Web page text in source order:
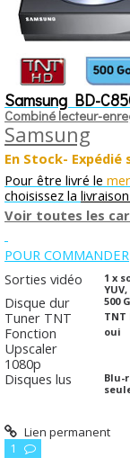
Samsung BD-
Combiné lecteur-
Samsung
En Stock- Expédié
Pour être livré le
choisissez la
Voir toutes les
POUR COMMANDER
Sorties vidéo
1 x
Disque dur 500
Tuner TNT TNT
Fonction
Upscaler
1080p
oui
Disques lus
Blu-
Lien permanent
1